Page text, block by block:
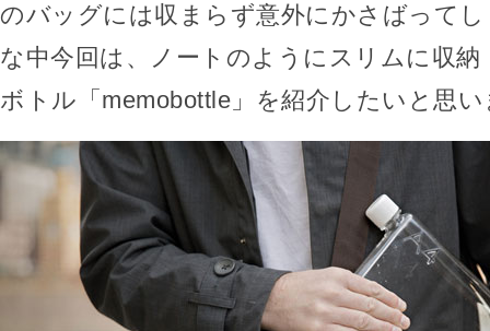
のバッグには収まらず意外にかさばって
な中今回は、ノートのようにスリムに収
ボトル「memobottle」を紹介したいと思